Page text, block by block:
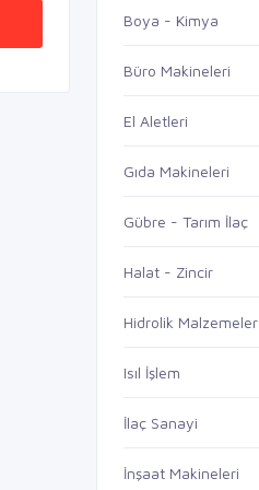
Boya - Kimya
Büro Makineleri
El Aletleri
Gıda Makineleri
Gübre - Tarım İlaç
Halat - Zincir
Hidrolik Malzemeler
Isıl İşlem
İlaç Sanayi
İnşaat Makineleri